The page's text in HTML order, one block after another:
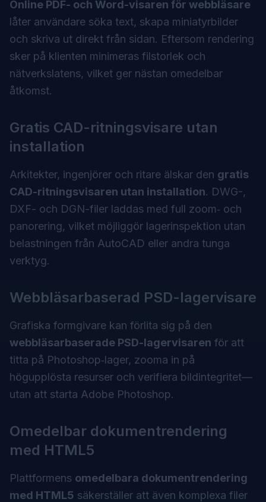
Online PDF- och Word-visaren för webbläsare
låter användare söka text, skapa miniatyrbilder
och skriva ut direkt från sidan. Eftersom rendering
sker på klienten minimeras filstorlek och
nätverkslatens, vilket ger nästan omedelbar
åtkomst.
Gratis CAD-ritningsvisare utan
installation
Arkitekter, ingenjörer och ritare älskar den gratis
CAD-ritningsvisaren utan installation. DWG-,
DXF- och DGN-filer laddas med full zoom‑ och
panorering, vilket möjliggör lagerinspektion utan
belastningen från AutoCAD eller andra tunga
verktyg.
Webbläsarbaserad PSD-lagervisare
Grafiska formgivare kan förlita sig på den
webbläsarbaserade PSD-lagervisaren för att
titta på Photoshop‑lager, zooma in på
högupplösta resurser och verifiera bildintegritet—
utan att starta Adobe Photoshop.
Omedelbar dokumentrendering
med HTML5
Plattformens omedelbara dokumentrendering
med HTML5 säkerställer att även komplexa filer